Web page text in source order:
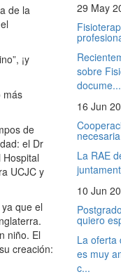
de la
¡y
más
de
el Dr
UCJC y
que el
niño. El
creación:
29 May
sobre
docume...
16 Jun
necesaria
La RAE
10 Jun
quiero
La oferta
es muy
c...